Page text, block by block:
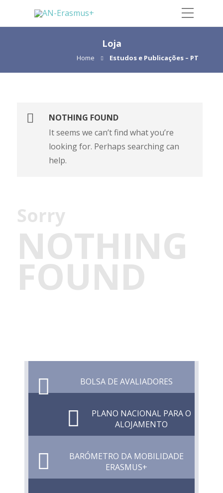
Loja
Home Estudos e Publicações – PT
NOTHING FOUND
It seems we can’t find what you’re
looking for. Perhaps searching can
help.
Sorry
NOTHING
FOUND
BOLSA DE AVALIADORES
PLANO NACIONAL PARA O
ALOJAMENTO
BARÓMETRO DA MOBILIDADE
ERASMUS+